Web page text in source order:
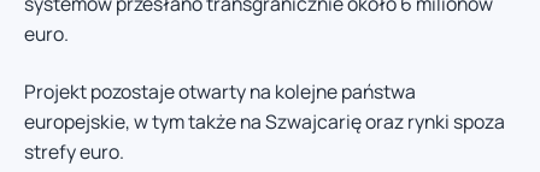
euro.
Projekt pozostaje otwarty na kolejne państwa
europejskie, w tym także na Szwajcarię oraz rynki spoza
strefy euro.